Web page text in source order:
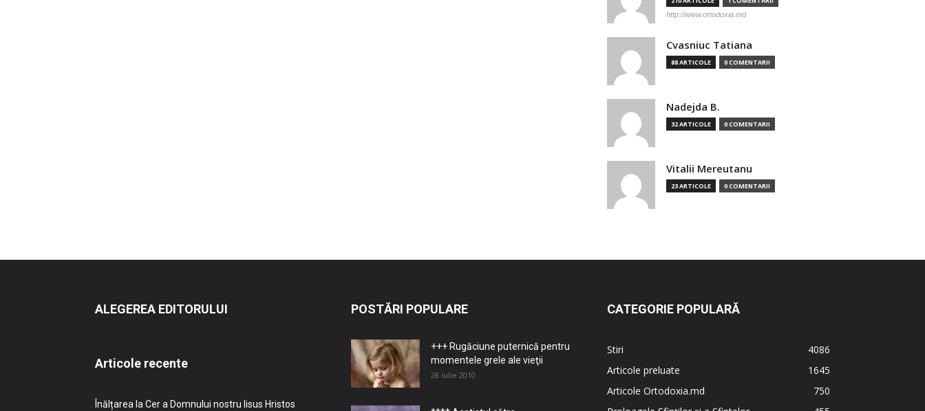
http://www.ortodoxia.md
Cvasniuc Tatiana
88 ARTICOLE 0 COMENTARII
Nadejda B.
32 ARTICOLE 0 COMENTARII
Vitalii Mereutanu
23 ARTICOLE 0 COMENTARII
ALEGEREA EDITORULUI
Articole recente
Înălțarea la Cer a Domnului nostru Iisus Hristos
POSTĂRI POPULARE
+++ Rugăciune puternică pentru
momentele grele ale vieţii
28 iulie 2010
CATEGORIE POPULARĂ
Stiri
4086
Articole preluate
1645
Articole Ortodoxia.md
750